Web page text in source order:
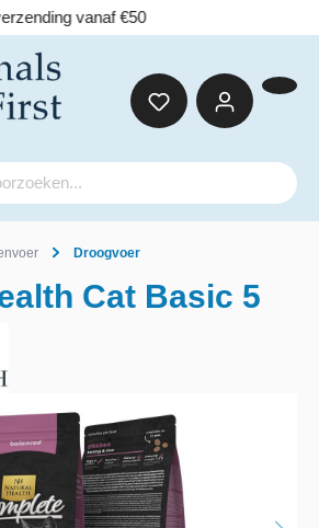
Droogvoer
Cat Basic 5